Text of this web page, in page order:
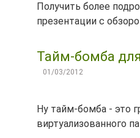
Получить более
презентации с
Тайм-бомба
01/03/2012
Ну тайм-бомба - это
виртуализованного